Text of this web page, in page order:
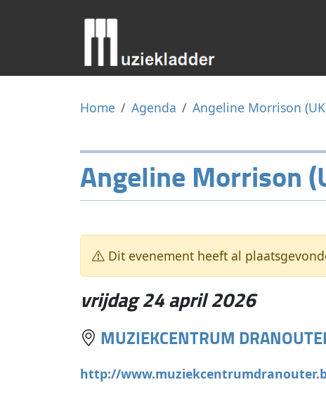
Home Agenda Angeline Morrison
Angeline Morrison
Dit evenement heeft al
vrijdag 24 april 2026
MUZIEKCENTRUM
http://